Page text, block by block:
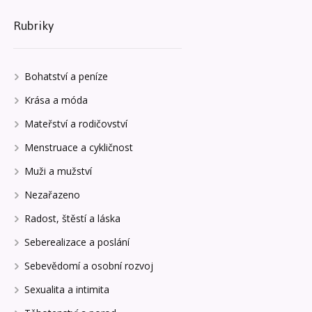
Rubriky
Bohatství a peníze
Krása a móda
Mateřství a rodičovství
Menstruace a cykličnost
Muži a mužství
Nezařazeno
Radost, štěstí a láska
Seberealizace a poslání
Sebevědomí a osobní rozvoj
Sexualita a intimita